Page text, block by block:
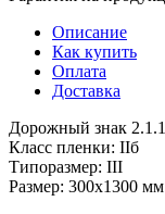
Описание
Как купить
Оплата
Доставка
Дорожный знак
Класс пленки: IIб
Типоразмер: III
Размер: 300х1300 мм